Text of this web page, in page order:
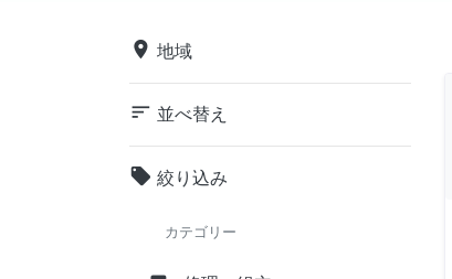
place 地域
sort 並べ替え
local_offer 絞り込み
カテゴリー